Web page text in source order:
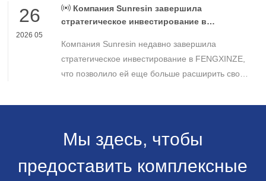
Americas.
26
2026 05
Компания Sunresin завершила
стратегическое инвестирование в
бизнеса в области промышленной
хроматографии.
Компания Sunresin недавно завершила
стратегическое инвестирование в FENGXINZE,
что позволило ей еще больше расширить свое
хроматографии и укрепить свои позиции в
биологических науках.
Мы здесь, чтобы
предоставить комплексные